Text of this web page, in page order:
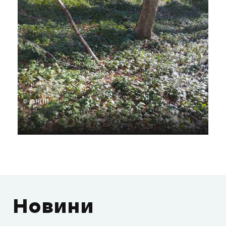
© @НПП
Новини